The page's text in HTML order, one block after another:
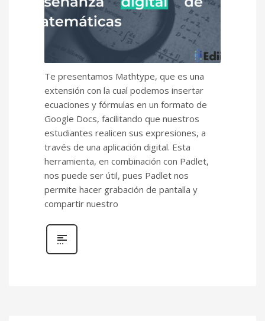
Formación Docente
Fundamentos EBC
Recursos
Uncategorized
Acceder
Feed de entradas
Feed de comentarios
Te presentamos Mathtype, que es una
extensión con la cual podemos insertar
ecuaciones y fórmulas en un formato de
Google Docs, facilitando que nuestros
estudiantes realicen sus expresiones, a
través de una aplicación digital. Esta
herramienta, en combinación con Padlet,
nos puede ser útil, pues Padlet nos
permite hacer grabación de pantalla y
compartir nuestro